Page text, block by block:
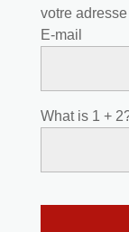
votre
E-mail
What is 1 +